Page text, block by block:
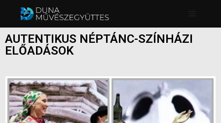
AUTENTIKUS NÉPTÁNC-SZÍNHÁZI
ELŐADÁSOK